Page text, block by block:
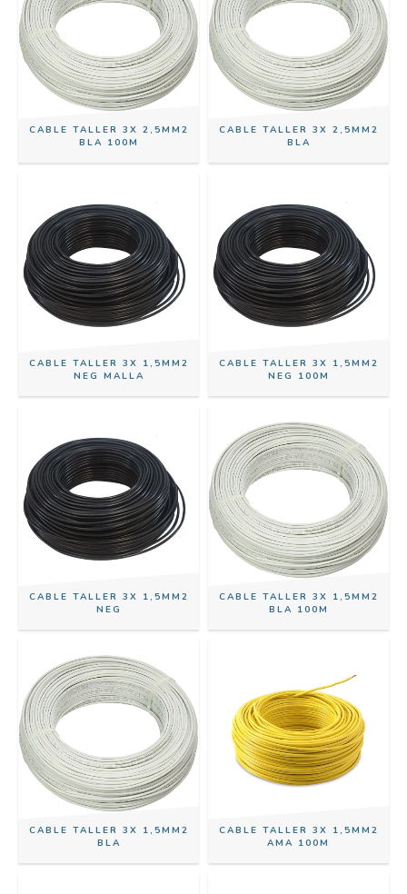
CABLE TALLER 3X 2,5MM2
BLA 100M
CABLE TALLER 3X 2,5MM2
BLA
CABLE TALLER 3X 1,5MM2
NEG MALLA
CABLE TALLER 3X 1,5MM2
NEG 100M
CABLE TALLER 3X 1,5MM2
NEG
CABLE TALLER 3X 1,5MM2
BLA 100M
CABLE TALLER 3X 1,5MM2
BLA
CABLE TALLER 3X 1,5MM2
AMA 100M